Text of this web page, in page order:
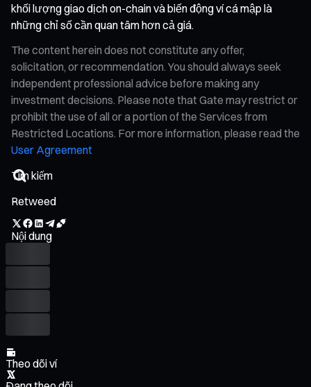
khối lượng giao dịch on-chain và biến động ví cá mập là
những chỉ số cần quan tâm hơn cả giá.
The content herein does not constitute any offer,
solicitation, or recommendation. You should always seek
independent professional advice before making any
investment decisions. Please note that Gate may restrict or
prohibit the use of all or a portion of the Services from
Restricted Locations. For more information, please read the
User Agreement
Retweed
Nội dung
Theo dõi ví